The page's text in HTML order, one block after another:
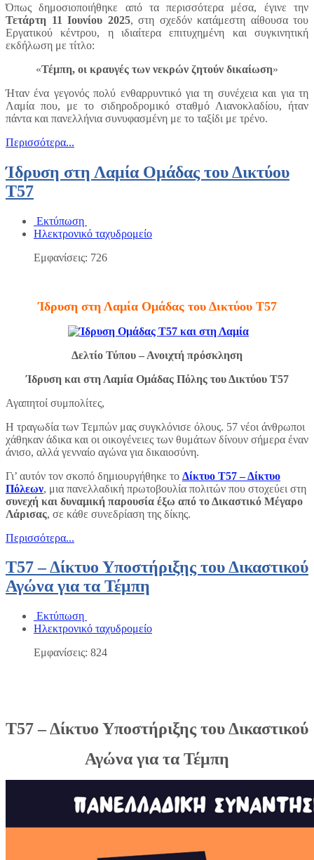
Όπως δημοσιοποιήθηκε από τα περισσότερα μέσα, έγινε την
Τετάρτη 11 Ιουνίου 2025, στη σχεδόν κατάμεστη αίθουσα του
Εργατικού κέντρου, η ιδιαίτερα επιτυχημένη και συγκινητική
εκδήλωση με τίτλο:
«Τέμπη, οι κραυγές των νεκρών ζητούν δικαίωση»
Ήταν ένα γεγονός πολύ ενθαρρυντικό για τη συνέχεια και για τη
Λαμία που, με το σιδηροδρομικό σταθμό Λιανοκλαδίου, ήταν
πάντα και πανελλήνια συνυφασμένη με το ταξίδι με τρένο.
Περισσότερα...
Ίδρυση στη Λαμία Ομάδας του Δικτύου
Τ57
Εκτύπωση
Ηλεκτρονικό ταχυδρομείο
Εμφανίσεις: 726
Ίδρυση στη Λαμία Ομάδας του Δικτύου Τ57
Δελτίο Τύπου – Ανοιχτή πρόσκληση
Ίδρυση και στη Λαμία Ομάδας Πόλης του Δικτύου Τ57
Αγαπητοί συμπολίτες,
Η τραγωδία των Τεμπών μας συγκλόνισε όλους. 57 νέοι άνθρωποι
χάθηκαν άδικα και οι οικογένειες των θυμάτων δίνουν σήμερα έναν
άνισο, αλλά γενναίο αγώνα για δικαιοσύνη.
Γι’ αυτόν τον σκοπό δημιουργήθηκε το Δίκτυο Τ57 – Δίκτυο
Πόλεων, μια πανελλαδική πρωτοβουλία πολιτών που στοχεύει στη
συνεχή και δυναμική παρουσία έξω από το Δικαστικό Μέγαρο
Λάρισας, σε κάθε συνεδρίαση της δίκης.
Περισσότερα...
Τ57 – Δίκτυο Υποστήριξης του Δικαστικού
Αγώνα για τα Τέμπη
Εκτύπωση
Ηλεκτρονικό ταχυδρομείο
Εμφανίσεις: 824
Τ57 – Δίκτυο Υποστήριξης του Δικαστικού
Αγώνα για τα Τέμπη